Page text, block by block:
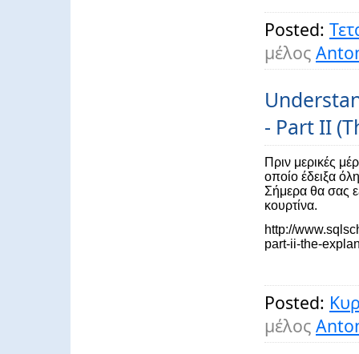
Posted:
μέλος
- Part II
Πριν μερικές
οποίο έδειξα
Σήμερα θα σας
κουρτίνα.
http://
part-ii-the-
Posted:
μέλος